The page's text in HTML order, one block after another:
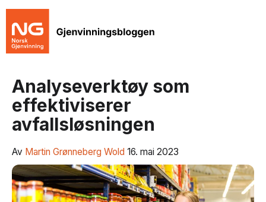
Analyseverktøy som
effektiviserer
avfallsløsningen
Av Martin Grønneberg Wold 16. mai 2023